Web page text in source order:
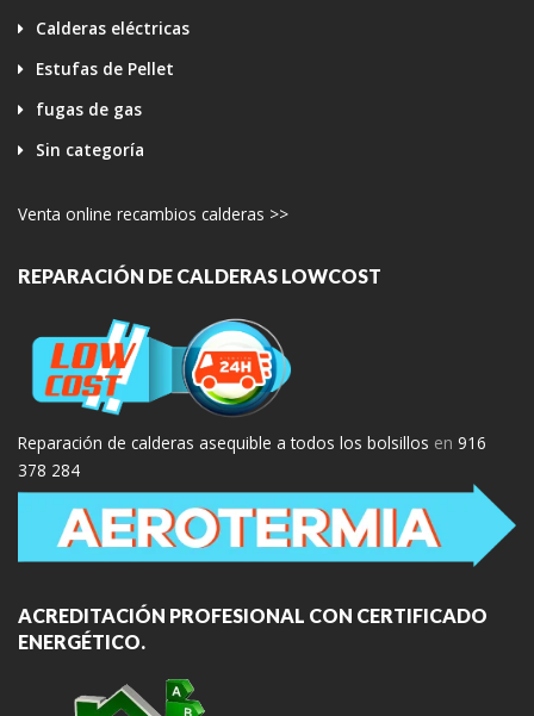
Calderas eléctricas
Estufas de Pellet
fugas de gas
Sin categoría
Venta online recambios calderas >>
REPARACIÓN DE CALDERAS LOWCOST
Reparación de calderas asequible a todos los bolsillos en 916
378 284
ACREDITACIÓN PROFESIONAL CON CERTIFICADO
ENERGÉTICO.